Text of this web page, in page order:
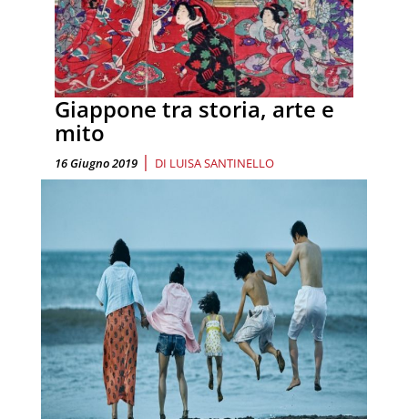
Giappone tra storia, arte e
mito
16 Giugno 2019 | DI LUISA SANTINELLO